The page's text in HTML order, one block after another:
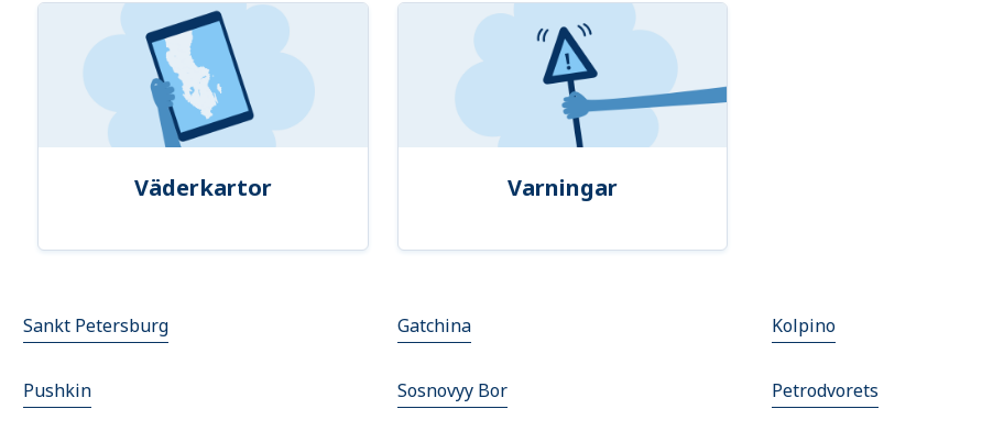
Väderkartor Varningar
Sankt Petersburg Gatchina Kolpino
Pushkin Sosnovyy Bor Petrodvorets